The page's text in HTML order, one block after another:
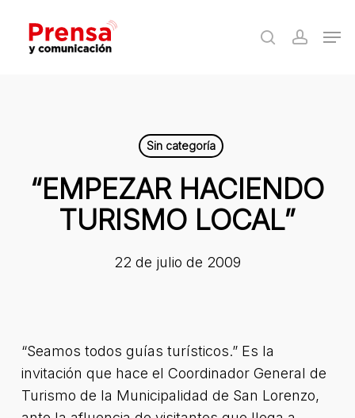
main
search
Sin categoría
“EMPEZAR HACIENDO
TURISMO LOCAL”
22 de julio de 2009
“Seamos todos guías turísticos.” Es la
invitación que hace el Coordinador General de
Turismo de la Municipalidad de San Lorenzo,